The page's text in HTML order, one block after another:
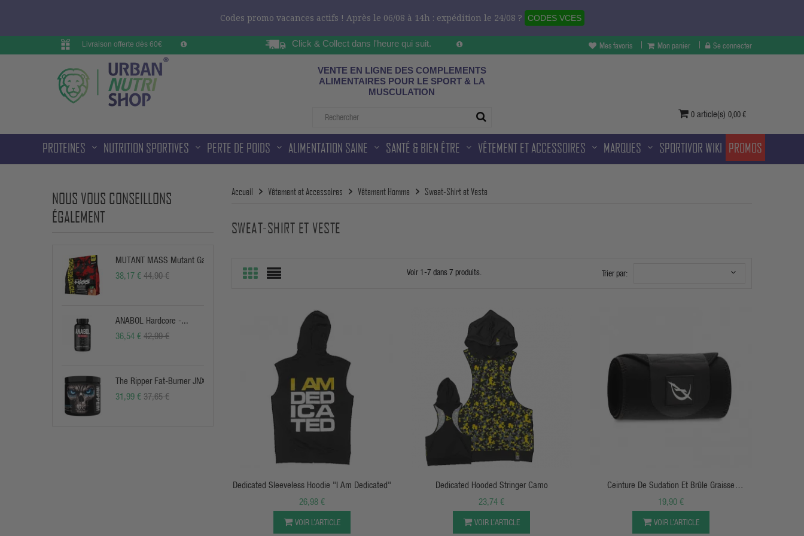
Codes promo vacances actifs ! Après le 06/08 à 14h : expédition le 24/08 ? CODES VCES
Livraison offerte dès 60€ Click & Collect dans l'heure qui suit.
Sur les horaires d'ouvertures à Melun et sans frais
additionnelle.
Mes favoris Mon panier Se connecter
VENTE EN LIGNE DES COMPLEMENTS
ALIMENTAIRES POUR LE SPORT & LA
MUSCULATION
0 article(s) 0,00 €
PROTEINES NUTRITION SPORTIVES PERTE DE POIDS ALIMENTATION SAINE SANTÉ & BIEN ÊTRE VÊTEMENT ET ACCESSOIRES MARQUES SPORTIVOR WIKI PROMOS
NOUS VOUS CONSEILLONS
ÉGALEMENT
MUTANT MASS Mutant Gainer
38,17 € 44,90 €
ANABOL Hardcore -...
36,54 € 42,99 €
The Ripper Fat-Burner JNX
31,99 € 37,65 €
Accueil Vêtement et Accessoires Vêtement Homme Sweat-Shirt et Veste
SWEAT-SHIRT ET VESTE
Voir 1-7 dans 7 produits. Trier par:
Dedicated Sleeveless Hoodie "I Am Dedicated"
26,98 €
VOIR L’ARTICLE
APERÇU RAPIDE
Dedicated Hooded Stringer Camo
23,74 €
VOIR L’ARTICLE
Ceinture De Sudation Et Brûle Graisse
Abdominale
19,90 €
VOIR L’ARTICLE